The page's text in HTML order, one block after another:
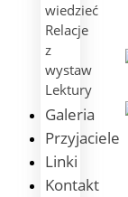
wiedzieć
Relacje
z
wystaw
Lektury
Galeria
Przyjaciele
Linki
Kontakt